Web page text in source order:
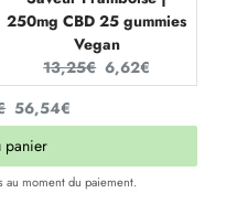
250mg CBD 25 gummies
Vegan
Original
price:
13,25€ Current
price:
6,62€
Discounted
price
56,54€
panier
au moment du paiement.